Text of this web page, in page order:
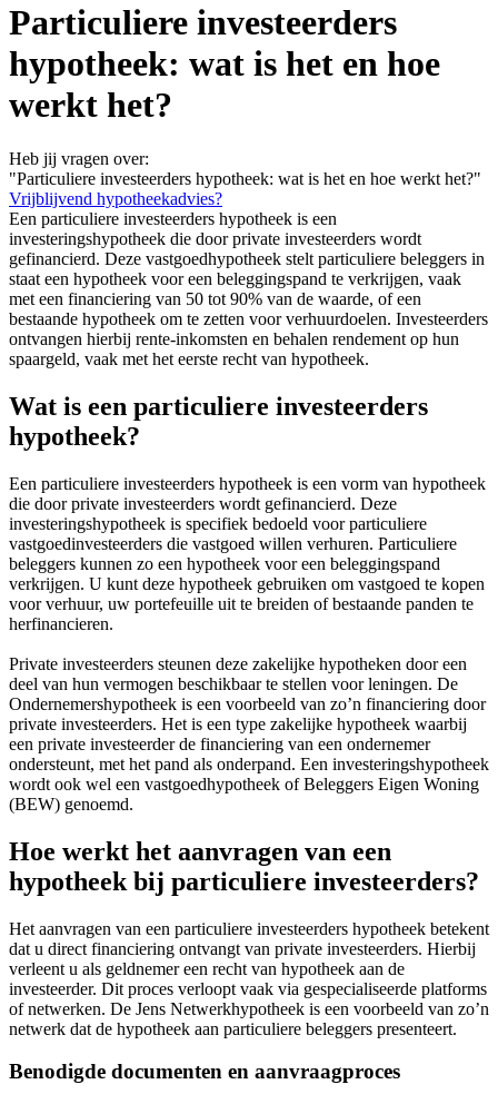
Particuliere investeerders
hypotheek: wat is het en hoe
werkt het?
Heb jij vragen over:
"Particuliere investeerders hypotheek: wat is het en hoe werkt het?"
Vrijblijvend hypotheekadvies?
Een particuliere investeerders hypotheek is een
investeringshypotheek die door private investeerders wordt
gefinancierd. Deze vastgoedhypotheek stelt particuliere beleggers in
staat een hypotheek voor een beleggingspand te verkrijgen, vaak
met een financiering van 50 tot 90% van de waarde, of een
bestaande hypotheek om te zetten voor verhuurdoelen. Investeerders
ontvangen hierbij rente-inkomsten en behalen rendement op hun
spaargeld, vaak met het eerste recht van hypotheek.
Wat is een particuliere investeerders
hypotheek?
Een particuliere investeerders hypotheek is een vorm van hypotheek
die door private investeerders wordt gefinancierd. Deze
investeringshypotheek is specifiek bedoeld voor particuliere
vastgoedinvesteerders die vastgoed willen verhuren. Particuliere
beleggers kunnen zo een hypotheek voor een beleggingspand
verkrijgen. U kunt deze hypotheek gebruiken om vastgoed te kopen
voor verhuur, uw portefeuille uit te breiden of bestaande panden te
herfinancieren.
Private investeerders steunen deze zakelijke hypotheken door een
deel van hun vermogen beschikbaar te stellen voor leningen. De
Ondernemershypotheek is een voorbeeld van zo’n financiering door
private investeerders. Het is een type zakelijke hypotheek waarbij
een private investeerder de financiering van een ondernemer
ondersteunt, met het pand als onderpand. Een investeringshypotheek
wordt ook wel een vastgoedhypotheek of Beleggers Eigen Woning
(BEW) genoemd.
Hoe werkt het aanvragen van een
hypotheek bij particuliere investeerders?
Het aanvragen van een particuliere investeerders hypotheek betekent
dat u direct financiering ontvangt van private investeerders. Hierbij
verleent u als geldnemer een recht van hypotheek aan de
investeerder. Dit proces verloopt vaak via gespecialiseerde platforms
of netwerken. De Jens Netwerkhypotheek is een voorbeeld van zo’n
netwerk dat de hypotheek aan particuliere beleggers presenteert.
Benodigde documenten en aanvraagproces